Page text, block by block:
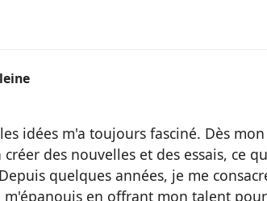
idées m'a toujours fasciné. Dès
des nouvelles et des essais, ce
quelques années, je me
en offrant mon talent